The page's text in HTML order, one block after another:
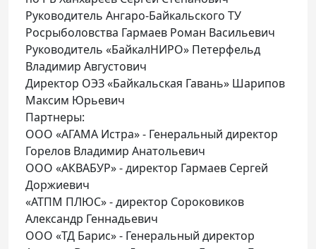
Руководитель Ангаро-Байкальского ТУ
Росрыболовства Гармаев Роман Васильевич
Руководитель «БайкалНИРО» Петерфельд
Владимир Августович
Директор ОЭЗ «Байкальская Гавань» Шарипов
Максим Юрьевич
Партнеры:
ООО «АГАМА Истра» - Генеральный директор
Горелов Владимир Анатольевич
ООО «АКВАБУР» - директор Гармаев Сергей
Доржиевич
«АТПМ ПЛЮС» - директор Сороковиков
Александр Геннадьевич
ООО «ТД Барис» - Генеральный директор